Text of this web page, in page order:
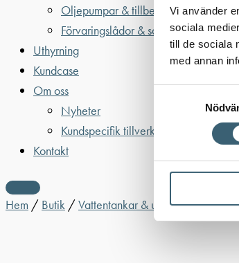
Vi använder
sociala
till de sociala
med annan
Oljepumpar & tillbehör
Förvaringslådor & sandlådor
Uthyrning
Kundcase
Om oss
Nyheter
Kundspecifik tillverkning
Kontakt
Hem / Butik /Vattentankar & utrustning/